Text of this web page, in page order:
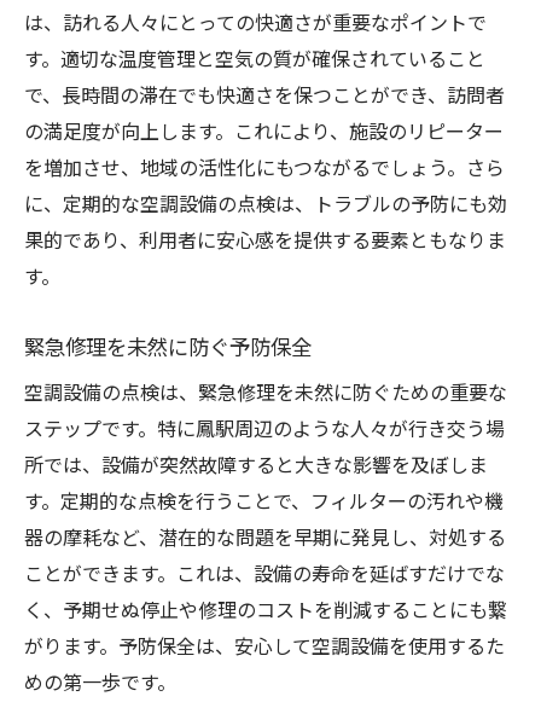
は、訪れる人々にとっての快適さが重要なポイントで
す。適切な温度管理と空気の質が確保されていること
で、長時間の滞在でも快適さを保つことができ、訪問者
の満足度が向上します。これにより、施設のリピーター
を増加させ、地域の活性化にもつながるでしょう。さら
に、定期的な空調設備の点検は、トラブルの予防にも効
果的であり、利用者に安心感を提供する要素ともなりま
す。
緊急修理を未然に防ぐ予防保全
空調設備の点検は、緊急修理を未然に防ぐための重要な
ステップです。特に鳳駅周辺のような人々が行き交う場
所では、設備が突然故障すると大きな影響を及ぼしま
す。定期的な点検を行うことで、フィルターの汚れや機
器の摩耗など、潜在的な問題を早期に発見し、対処する
ことができます。これは、設備の寿命を延ばすだけでな
く、予期せぬ停止や修理のコストを削減することにも繋
がります。予防保全は、安心して空調設備を使用するた
めの第一歩です。